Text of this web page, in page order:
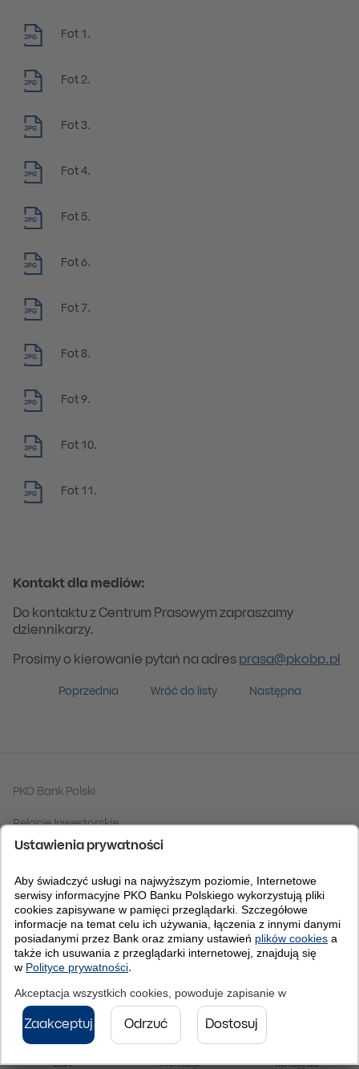
Start Informacje Kontakt dla
JPG Fot 1.
JPG Fot 2.
JPG Fot 3.
JPG Fot 4.
JPG Fot 5.
JPG Fot 6.
JPG Fot 7.
JPG Fot 8.
JPG Fot 9.
JPG Fot 10.
JPG Fot 11.
Kontakt dla mediów:
Do kontaktu z Centrum Prasowym zapraszamy
dziennikarzy.
Prosimy o kierowanie pytań na adres prasa@pkobp.pl
Poprzednia Wróć do listy Następna
PKO Bank Polski
Relacje Inwestorskie
Fundacja PKO Banku Polskiego
Centrum Analiz
Bankomania